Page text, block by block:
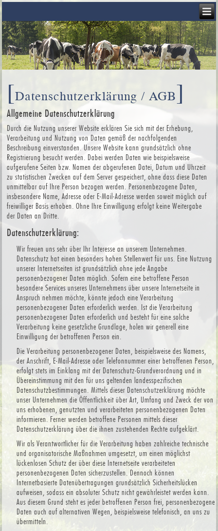
[Datenschutzerklärung / AGB]
Allgemeine Datenschutzerklärung
Durch die Nutzung unserer Website erklären Sie sich mit der Erhebung,
Verarbeitung und Nutzung von Daten gemäß der nachfolgenden
Beschreibung einverstanden. Unsere Website kann grundsätzlich ohne
Registrierung besucht werden. Dabei werden Daten wie beispielsweise
aufgerufene Seiten bzw. Namen der abgerufenen Datei, Datum und Uhrzeit
zu statistischen Zwecken auf dem Server gespeichert, ohne dass diese Daten
unmittelbar auf Ihre Person bezogen werden. Personenbezogene Daten,
insbesondere Name, Adresse oder E-Mail-Adresse werden soweit möglich auf
freiwilliger Basis erhoben. Ohne Ihre Einwilligung erfolgt keine Weitergabe
der Daten an Dritte.
Datenschutzerklärung:
Wir freuen uns sehr über Ihr Interesse an unserem Unternehmen.
Datenschutz hat einen besonders hohen Stellenwert für uns. Eine Nutzung
unserer Internetseiten ist grundsätzlich ohne jede Angabe
personenbezogener Daten möglich. Sofern eine betroffene Person
besondere Services unseres Unternehmens über unsere Internetseite in
Anspruch nehmen möchte, könnte jedoch eine Verarbeitung
personenbezogener Daten erforderlich werden. Ist die Verarbeitung
personenbezogener Daten erforderlich und besteht für eine solche
Verarbeitung keine gesetzliche Grundlage, holen wir generell eine
Einwilligung der betroffenen Person ein.
Die Verarbeitung personenbezogener Daten, beispielsweise des Namens,
der Anschrift, E-Mail-Adresse oder Telefonnummer einer betroffenen Person,
erfolgt stets im Einklang mit der Datenschutz-Grundverordnung und in
Übereinstimmung mit den für uns geltenden landesspezifischen
Datenschutzbestimmungen. Mittels dieser Datenschutzerklärung möchte
unser Unternehmen die Öffentlichkeit über Art, Umfang und Zweck der von
uns erhobenen, genutzten und verarbeiteten personenbezogenen Daten
informieren. Ferner werden betroffene Personen mittels dieser
Datenschutzerklärung über die ihnen zustehenden Rechte aufgeklärt.
Wir als Verantwortlicher für die Verarbeitung haben zahlreiche technische
und organisatorische Maßnahmen umgesetzt, um einen möglichst
lückenlosen Schutz der über diese Internetseite verarbeiteten
personenbezogenen Daten sicherzustellen. Dennoch können
Internetbasierte Datenübertragungen grundsätzlich Sicherheitslücken
aufweisen, sodass ein absoluter Schutz nicht gewährleistet werden kann.
Aus diesem Grund steht es jeder betroffenen Person frei, personenbezogene
Daten auch auf alternativen Wegen, beispielsweise telefonisch, an uns zu
übermitteln.